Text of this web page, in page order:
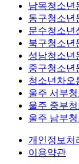
남목청소년
동구청소년
문수청소년
북구청소년
성남청소년
중구청소년
청소년차오
울주 서부
울주 중부
울주 남부
개인정보처
이용약관